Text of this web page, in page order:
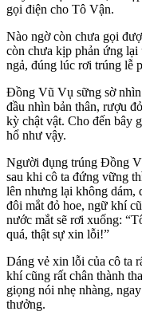
gọi điện cho Tô Vận.
Nào ngờ còn chưa gọi
còn chưa kịp phản ứng
ngả, đúng lúc rơi trúng lễ
Đồng Vũ Vụ sững sờ nhìn
đầu nhìn bản thân, rượu
kỳ chật vật. Cho đến bây
hổ như vậy.
Người đụng trúng Đồng
sau khi cô ta đứng vững
lên nhưng lại không dám,
đôi mắt đỏ hoe, ngữ khí
nước mắt sẽ rơi xuống:
quá, thật sự xin lỗi!”
Dáng vẻ xin lỗi của cô ta
khí cũng rất chân thành
giọng nói nhẹ nhàng,
thưởng.